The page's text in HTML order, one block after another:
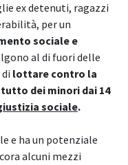
ex detenuti, ragazzi
per un
sociale e
al di fuori delle
lottare contro la
dei minori dai 14
sociale.
e ha un potenziale
alcuni mezzi